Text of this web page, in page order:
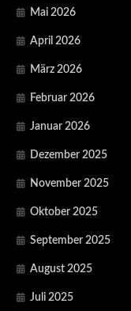
Mai 2026
April 2026
März 2026
Februar 2026
Januar 2026
Dezember 2025
November 2025
Oktober 2025
September 2025
August 2025
Juli 2025